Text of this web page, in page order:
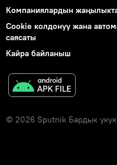
Компаниялардын
Cookie колдонуу жана
саясаты
Кайра байланыш
© 2026 Sputnik Бардык